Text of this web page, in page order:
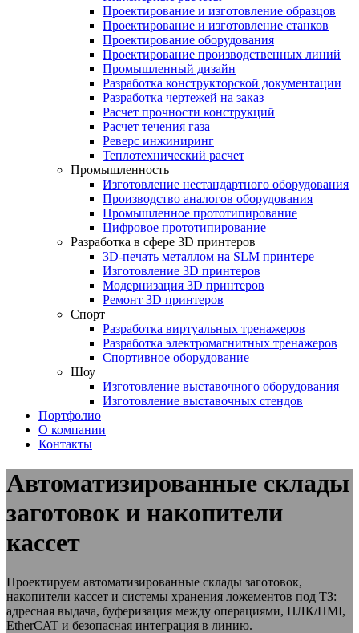
Проектирование и изготовление образцов
Проектирование и изготовление станков
Проектирование оборудования
Проектирование производственных линий
Промышленный дизайн
Разработка конструкторской документации
Разработка чертежей на заказ
Расчет прочности конструкций
Расчет течения газа
Реверс инжиниринг
Теплотехнический расчет
Промышленность
Изготовление нестандартного оборудования
Производство аналогов оборудования
Промышленное прототипирование
Цифровое прототипирование
Разработка в сфере 3D принтеров
3D-печать металлом на SLM принтере
Изготовление 3D принтеров
Модернизация 3D принтеров
Ремонт 3D принтеров
Спорт
Разработка виртуальных тренажеров
Разработка электромагнитных тренажеров
Спортивное оборудование
Шоу
Изготовление выставочного оборудования
Изготовление выставочных стендов
Портфолио
О компании
Контакты
Автоматизированные склады
заготовок и накопители
кассет
Проектируем автоматизированные склады заготовок,
накопители кассет и системы хранения ложементов под ТЗ:
адресная выдача, буферизация между операциями, ПЛК/HMI,
EtherCAT и безопасная интеграция в линию.